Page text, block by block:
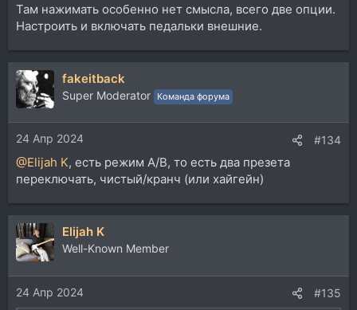
Там нажимать особенно нет смысла, всего две опции.
Настроить и включать педальки внешние.
fakeitback
Super Moderator Команда форума
24 Апр 2024 #134
@Elijah K, есть режим A/B, то есть два презета
переключать, чистый/кранч (или хайгейн)
Elijah K
Well-Known Member
24 Апр 2024 #135